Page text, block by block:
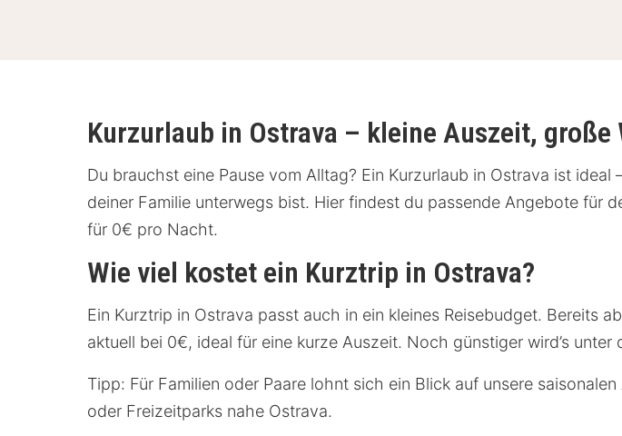
Kurzurlaub in Ostrava – kleine Auszeit, große
Du brauchst eine Pause vom Alltag? Ein Kurzurlaub in Ostrava ist ideal
deiner Familie unterwegs bist. Hier findest du passende Angebote
für 0€ pro Nacht.
Wie viel kostet ein Kurztrip in Ostrava?
Ein Kurztrip in Ostrava passt auch in ein kleines Reisebudget. Bereits
aktuell bei 0€, ideal für eine kurze Auszeit. Noch günstiger wird’s
Tipp: Für Familien oder Paare lohnt sich ein Blick auf unsere
oder Freizeitparks nahe Ostrava.